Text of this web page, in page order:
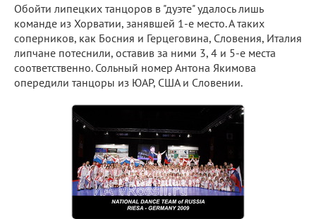
Обойти липецких танцоров в "дуэте" удалось лишь
команде из Хорватии, занявшей 1-е место. А таких
соперников, как Босния и Герцеговина, Словения, Италия
липчане потеснили, оставив за ними 3, 4 и 5-е места
соответственно. Сольный номер Антона Якимова
опередили танцоры из ЮАР, США и Словении.